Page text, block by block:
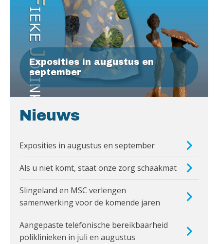
Exposities in augustus en
september
Nieuws
Exposities in augustus en september
Als u niet komt, staat onze zorg schaakmat
Slingeland en MSC verlengen
samenwerking voor de komende jaren
Aangepaste telefonische bereikbaarheid
poliklinieken in juli en augustus